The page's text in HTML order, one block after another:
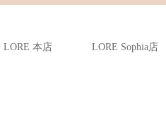
LORE 本店 LORE Sophia店